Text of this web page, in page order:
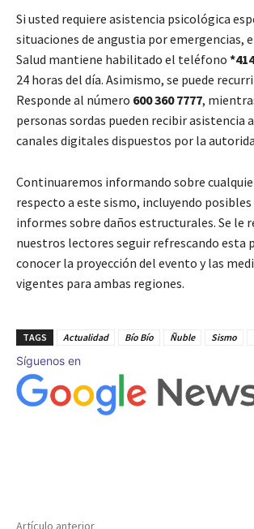
Si usted requiere asistencia psicológica
situaciones de angustia por emergencias,
Salud mantiene habilitado el teléfono
24 horas del día. Asimismo, se puede
Responde al número 600 360 7777,
personas sordas pueden recibir asistencia
canales digitales dispuestos por la
Continuaremos informando sobre
respecto a este sismo, incluyendo
informes sobre daños estructurales. Se le
nuestros lectores seguir refrescando esta
conocer la proyección del evento y las
vigentes para ambas regiones.
TAGS Actualidad Bío Bío Ñuble Sismo
Síguenos en
Artículo anterior